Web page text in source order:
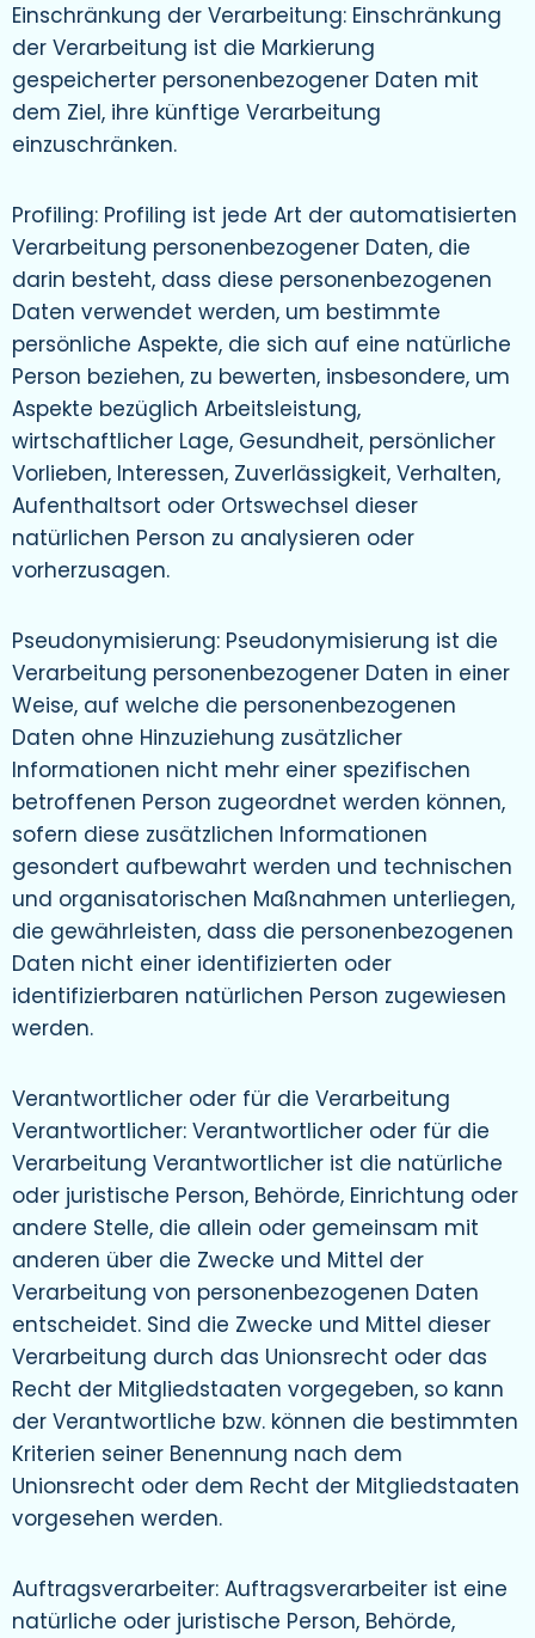
Einschränkung der Verarbeitung: Einschränkung
der Verarbeitung ist die Markierung
gespeicherter personenbezogener Daten mit
dem Ziel, ihre künftige Verarbeitung
einzuschränken.
Profiling: Profiling ist jede Art der automatisierten
Verarbeitung personenbezogener Daten, die
darin besteht, dass diese personenbezogenen
Daten verwendet werden, um bestimmte
persönliche Aspekte, die sich auf eine natürliche
Person beziehen, zu bewerten, insbesondere, um
Aspekte bezüglich Arbeitsleistung,
wirtschaftlicher Lage, Gesundheit, persönlicher
Vorlieben, Interessen, Zuverlässigkeit, Verhalten,
Aufenthaltsort oder Ortswechsel dieser
natürlichen Person zu analysieren oder
vorherzusagen.
Pseudonymisierung: Pseudonymisierung ist die
Verarbeitung personenbezogener Daten in einer
Weise, auf welche die personenbezogenen
Daten ohne Hinzuziehung zusätzlicher
Informationen nicht mehr einer spezifischen
betroffenen Person zugeordnet werden können,
sofern diese zusätzlichen Informationen
gesondert aufbewahrt werden und technischen
und organisatorischen Maßnahmen unterliegen,
die gewährleisten, dass die personenbezogenen
Daten nicht einer identifizierten oder
identifizierbaren natürlichen Person zugewiesen
werden.
Verantwortlicher oder für die Verarbeitung
Verantwortlicher: Verantwortlicher oder für die
Verarbeitung Verantwortlicher ist die natürliche
oder juristische Person, Behörde, Einrichtung oder
andere Stelle, die allein oder gemeinsam mit
anderen über die Zwecke und Mittel der
Verarbeitung von personenbezogenen Daten
entscheidet. Sind die Zwecke und Mittel dieser
Verarbeitung durch das Unionsrecht oder das
Recht der Mitgliedstaaten vorgegeben, so kann
der Verantwortliche bzw. können die bestimmten
Kriterien seiner Benennung nach dem
Unionsrecht oder dem Recht der Mitgliedstaaten
vorgesehen werden.
Auftragsverarbeiter: Auftragsverarbeiter ist eine
natürliche oder juristische Person, Behörde,